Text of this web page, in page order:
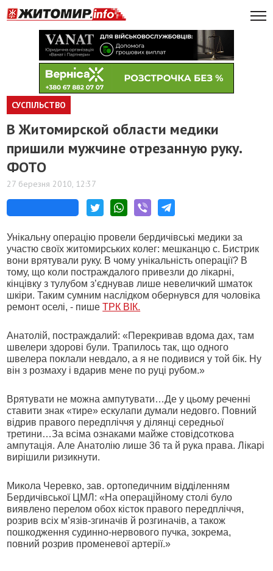
СУСПІЛЬСТВО
В Житомирской области медики
пришили мужчине отрезанную руку.
ФОТО
27 березня 2010, 12:37
Унікальну операцію провели бердичівські медики за
участю своїх житомирських колег: мешканцю с. Бистрик
вони врятували руку. В чому унікальність операції? В
тому, що коли постраждалого привезли до лікарні,
кінцівку з тулубом з’єднував лише невеличкий шматок
шкіри. Таким сумним наслідком обернувся для чоловіка
ремонт оселі, - пишеТРК ВІК.
Анатолій, постраждалий: «Перекривав вдома дах, там
швелери здорові були. Трапилось так, що одного
швелера поклали невдало, а я не подивися у той бік. Ну
він з розмаху і вдарив мене по руці рубом.»
Врятувати не можна ампутувати…Де у цьому реченні
ставити знак «тире» ескулапи думали недовго. Повний
відрив правого передпліччя у ділянці середньої
третини…За всіма ознаками майже стовідсоткова
ампутація. Але Анатолію лише 36 та й рука права. Лікарі
вирішили ризикнути.
Микола Черевко, зав. ортопедичним відділенням
Бердичівської ЦМЛ: «На операційному столі було
виявлено перелом обох кісток правого передпліччя,
розрив всіх м’язів-згиначів й розгиначів, а також
пошкодження судинно-нервового пучка, зокрема,
повний розрив променевої артерії.»